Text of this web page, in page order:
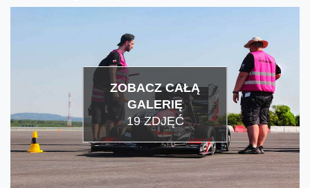
ZOBACZ CAŁĄ
GALERIĘ
19 ZDJĘĆ